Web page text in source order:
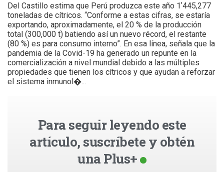
Del Castillo estima que Perú produzca este año 1ʼ445,277
toneladas de cítricos. “Conforme a estas cifras, se estaría
exportando, aproximadamente, el 20 % de la producción
total (300,000 t) batiendo así un nuevo récord, el restante
(80 %) es para consumo interno”. En esa línea, señala que la
pandemia de la Covid-19 ha generado un repunte en la
comercialización a nivel mundial debido a las múltiples
propiedades que tienen los cítricos y que ayudan a reforzar
el sistema inmunol�...
Para seguir leyendo este
artículo, suscríbete y obtén
una Plus+